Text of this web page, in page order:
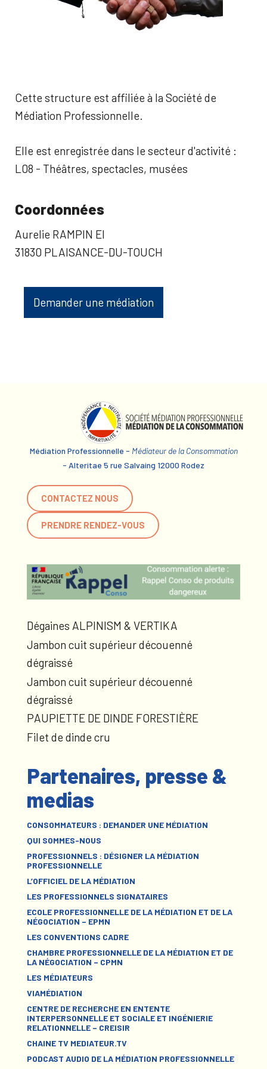
Cette structure est affiliée à la Société de
Médiation Professionnelle.
Elle est enregistrée dans le secteur d'activité :
L08 - Théâtres, spectacles, musées
Coordonnées
Aurelie RAMPIN EI
31830 PLAISANCE-DU-TOUCH
Demander une médiation
Médiation Professionnelle - Médiateur de la Consommation
- Alteritae 5 rue Salvaing 12000 Rodez
CONTACTEZ NOUS
PRENDRE RENDEZ-VOUS
Dégaines ALPINISM & VERTIKA
Jambon cuit supérieur découenné
dégraissé
Jambon cuit supérieur découenné
dégraissé
PAUPIETTE DE DINDE FORESTIÈRE
Filet de dinde cru
Partenaires, presse &
medias
CONSOMMATEURS : DEMANDER UNE MÉDIATION
QUI SOMMES-NOUS
PROFESSIONNELS : DÉSIGNER LA MÉDIATION
PROFESSIONNELLE
L’OFFICIEL DE LA MÉDIATION
LES PROFESSIONNELS SIGNATAIRES
ECOLE PROFESSIONNELLE DE LA MÉDIATION ET DE LA
NÉGOCIATION – EPMN
LES CONVENTIONS CADRE
CHAMBRE PROFESSIONNELLE DE LA MÉDIATION ET DE
LA NÉGOCIATION – CPMN
LES MÉDIATEURS
VIAMÉDIATION
CENTRE DE RECHERCHE EN ENTENTE
INTERPERSONNELLE ET SOCIALE ET INGÉNIERIE
RELATIONNELLE – CREISIR
CHAINE TV MEDIATEUR.TV
PODCAST AUDIO DE LA MÉDIATION PROFESSIONNELLE